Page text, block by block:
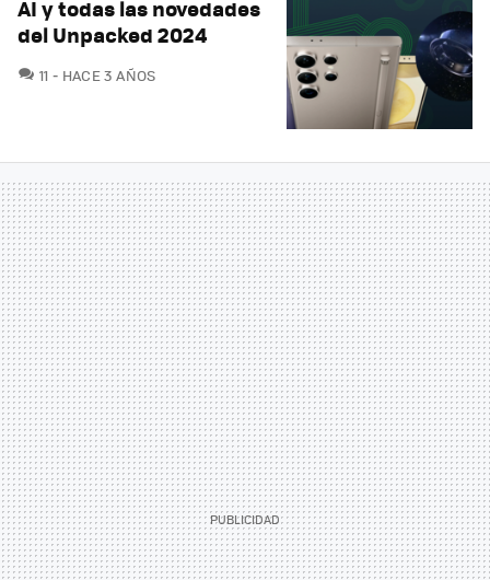
AI y todas las novedades
del Unpacked 2024
11 COMENTARIOS
HACE 3 AÑOS